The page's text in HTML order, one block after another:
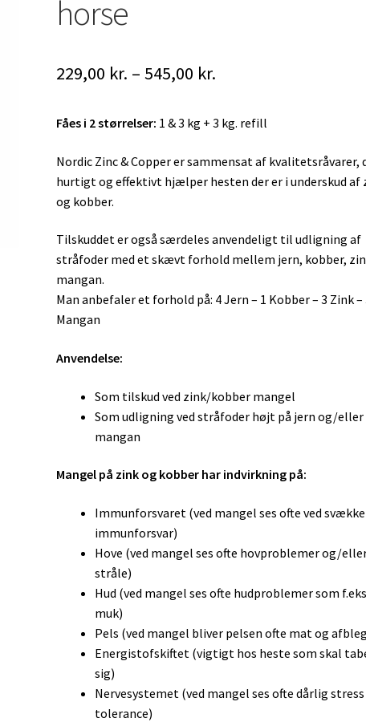
horse
229,00 kr. – 545,00 kr.
til
545,00 kr.
Fåes i 2 størrelser: 1 & 3 kg + 3 kg. refill
Nordic Zinc & Copper er sammensat af kvalitetsråvarer,
hurtigt og effektivt hjælper hesten der er i underskud af
og kobber.
Tilskuddet er også særdeles anvendeligt til udligning af
stråfoder med et skævt forhold mellem jern, kobber,
mangan.
Man anbefaler et forhold på: 4 Jern – 1 Kobber – 3 Zink –
Mangan
Anvendelse:
Som tilskud ved zink/kobber mangel
Som udligning ved stråfoder højt på jern og/eller
mangan
Mangel på zink og kobber har indvirkning på:
Immunforsvaret (ved mangel ses ofte ved
immunforsvar)
Hove (ved mangel ses ofte hovproblemer og/
stråle)
Hud (ved mangel ses ofte hudproblemer som
muk)
Pels (ved mangel bliver pelsen ofte mat og
Energistofskiftet (vigtigt hos heste som skal
sig)
Nervesystemet (ved mangel ses ofte dårlig stress
tolerance)